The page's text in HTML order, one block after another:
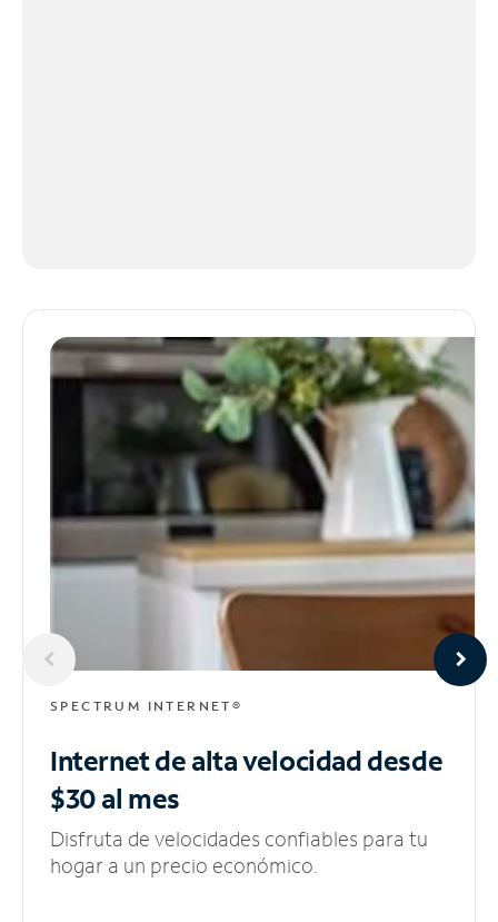
SPECTRUM INTERNET®
Internet de alta velocidaddesde
$30 al mes
Disfruta de velocidades confiables para tu
hogar a un precio económico.